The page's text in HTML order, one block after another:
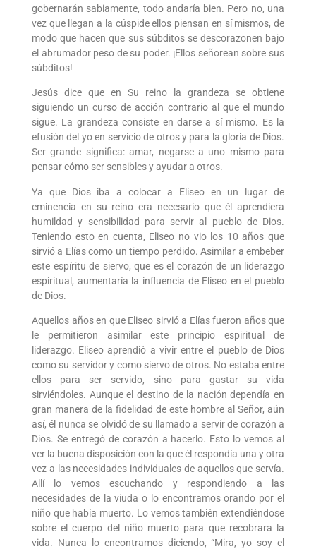
gobernarán sabiamente, todo andaría bien. Pero no, una
vez que llegan a la cúspide ellos piensan en sí mismos, de
modo que hacen que sus súbditos se descorazonen bajo
el abrumador peso de su poder. ¡Ellos señorean sobre sus
súbditos!
Jesús dice que en Su reino la grandeza se obtiene
siguiendo un curso de acción contrario al que el mundo
sigue. La grandeza consiste en darse a sí mismo. Es la
efusión del yo en servicio de otros y para la gloria de Dios.
Ser grande significa: amar, negarse a uno mismo para
pensar cómo ser sensibles y ayudar a otros.
Ya que Dios iba a colocar a Eliseo en un lugar de
eminencia en su reino era necesario que él aprendiera
humildad y sensibilidad para servir al pueblo de Dios.
Teniendo esto en cuenta, Eliseo no vio los 10 años que
sirvió a Elías como un tiempo perdido. Asimilar a embeber
este espíritu de siervo, que es el corazón de un liderazgo
espiritual, aumentaría la influencia de Eliseo en el pueblo
de Dios.
Aquellos años en que Eliseo sirvió a Elías fueron años que
le permitieron asimilar este principio espiritual de
liderazgo. Eliseo aprendió a vivir entre el pueblo de Dios
como su servidor y como siervo de otros. No estaba entre
ellos para ser servido, sino para gastar su vida
sirviéndoles. Aunque el destino de la nación dependía en
gran manera de la fidelidad de este hombre al Señor, aún
así, él nunca se olvidó de su llamado a servir de corazón a
Dios. Se entregó de corazón a hacerlo. Esto lo vemos al
ver la buena disposición con la que él respondía una y otra
vez a las necesidades individuales de aquellos que servía.
Allí lo vemos escuchando y respondiendo a las
necesidades de la viuda o lo encontramos orando por el
niño que había muerto. Lo vemos también extendiéndose
sobre el cuerpo del niño muerto para que recobrara la
vida. Nunca lo encontramos diciendo, “Mira, yo soy el